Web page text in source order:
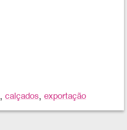
,calçados,exportação